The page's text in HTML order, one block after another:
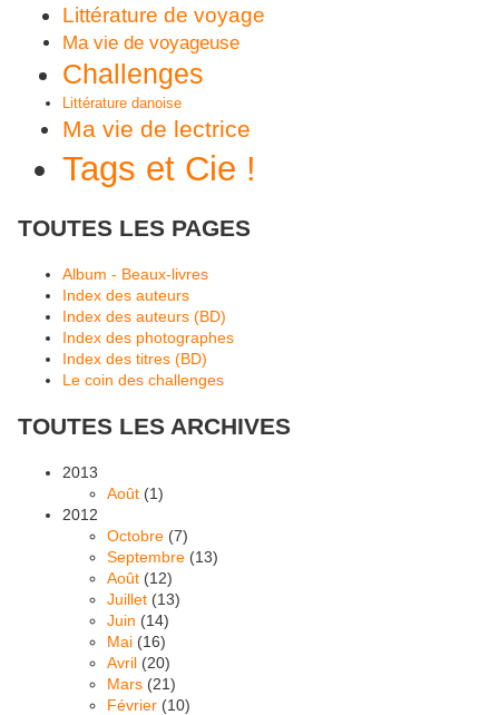
Littérature de voyage
Ma vie de voyageuse
Challenges
Littérature danoise
Ma vie de lectrice
Tags et Cie !
TOUTES LES PAGES
Album - Beaux-livres
Index des auteurs
Index des auteurs (BD)
Index des photographes
Index des titres (BD)
Le coin des challenges
TOUTES LES ARCHIVES
2013
Août (1)
2012
Octobre (7)
Septembre (13)
Août (12)
Juillet (13)
Juin (14)
Mai (16)
Avril (20)
Mars (21)
Février (10)